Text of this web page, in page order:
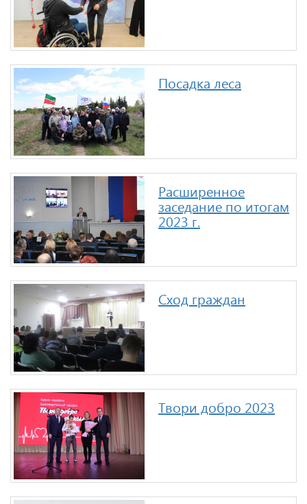
Посадка леса
Расширенное
заседание по итогам
2023 г.
Сход граждан
Твори добро 2023